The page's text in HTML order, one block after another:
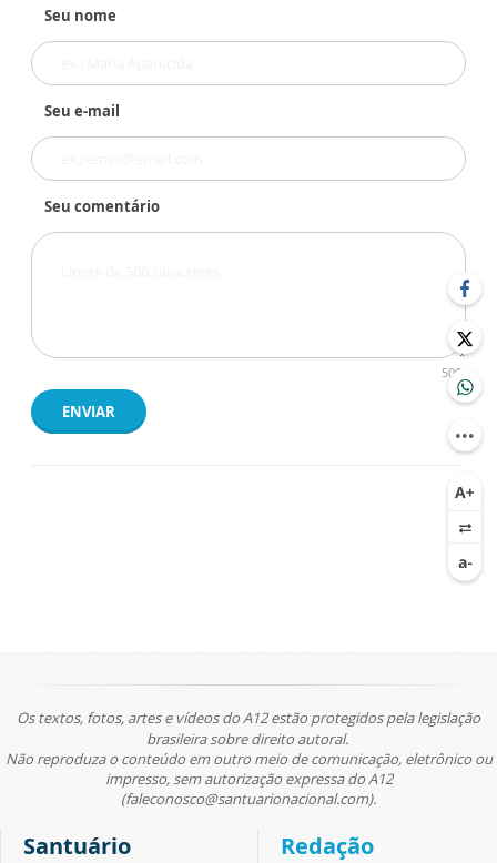
Seu nome
Seu e-mail
Seu comentário
500
ENVIAR
Os textos, fotos, artes e vídeos do A12 estão protegidos pela legislação
brasileira sobre direito autoral.
Não reproduza o conteúdo em outro meio de comunicação, eletrônico ou
impresso, sem autorização expressa do A12
(faleconosco@santuarionacional.com).
Santuário Redação